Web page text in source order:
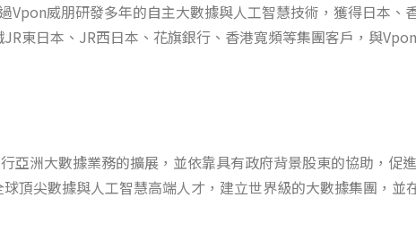
威朋研發多年的自主大數據與人工智慧技術，獲得日本、
東日本、JR西日本、花旗銀行、香港寬頻等集團客戶，與
洲大數據業務的擴展，並依靠具有政府背景股東的協助，促
頂尖數據與人工智慧高端人才，建立世界級的大數據集團，並